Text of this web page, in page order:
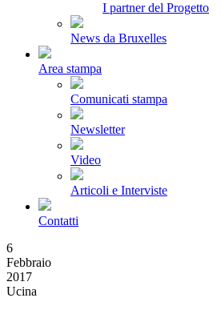
I partner del Progetto
News da Bruxelles
Area stampa
Comunicati stampa
Newsletter
Video
Articoli e Interviste
Contatti
6
Febbraio
2017
Ucina